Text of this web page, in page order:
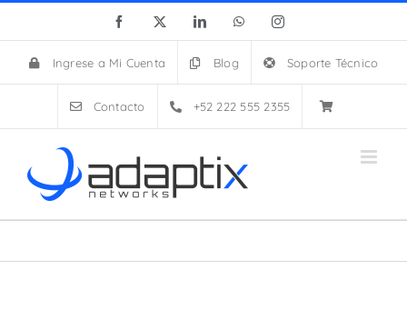
content
Facebook
X LinkedInWhatsAppInstagram
Ingrese a Mi Cuenta Blog Soporte Técnico
Contacto +52 222 555 2355